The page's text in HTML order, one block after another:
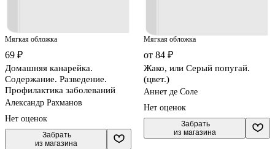
Мягкая обложка
69 ₽
Домашняя канарейка.
Содержание. Разведение.
Профилактика заболеваний
Александр Рахманов
Нет оценок
Забрать
из магазина
Мягкая обложка
от 84 ₽
Жако, или Серый попугай.
(цвет.)
Аннет де Соле
Нет оценок
Забрать
из магазина